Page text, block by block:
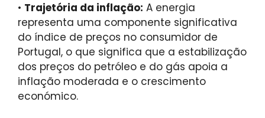
• Trajetória da inflação: A energia
representa uma componente significativa
do índice de preços no consumidor de
Portugal, o que significa que a estabilização
dos preços do petróleo e do gás apoia a
inflação moderada e o crescimento
económico.